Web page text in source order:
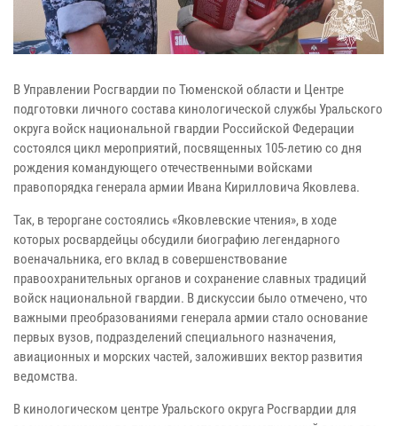
В Управлении Росгвардии по Тюменской области и Центре
подготовки личного состава кинологической службы Уральского
округа войск национальной гвардии Российской Федерации
состоялся цикл мероприятий, посвященных 105-летию со дня
рождения командующего отечественными войсками
правопорядка генерала армии Ивана Кирилловича Яковлева.
Так, в тероргане состоялись «Яковлевские чтения», в ходе
которых росвардейцы обсудили биографию легендарного
военачальника, его вклад в совершенствование
правоохранительных органов и сохранение славных традиций
войск национальной гвардии. В дискуссии было отмечено, что
важными преобразованиями генерала армии стало основание
первых вузов, подразделений специального назначения,
авиационных и морских частей, заложивших вектор развития
ведомства.
В кинологическом центре Уральского округа Росгвардии для